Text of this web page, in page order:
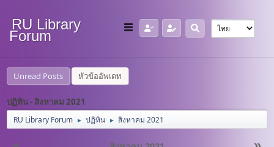
RU Library
Forum
Unread Posts หัวข้ออัพเดท
ปฏิทิน - สิงหาคม 2021
RU Library Forum ► ปฏิทิน ► สิงหาคม 2021